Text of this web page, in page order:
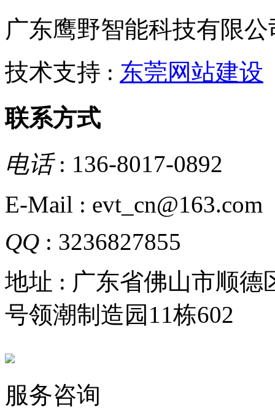
广东鹰野智能科技有限
技术支持 : 东莞网站建设
联系方式
电话: 136-8017-0892
E-Mail : evt_cn@163.com
QQ : 3236827855
地址 : 广东省佛山市顺德
号领潮制造园11栋602
服务咨询